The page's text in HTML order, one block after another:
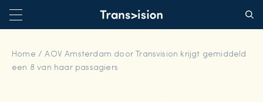
Home /AOV Amsterdam door Transvision krijgt gemiddeld
een 8 van haar passagiers